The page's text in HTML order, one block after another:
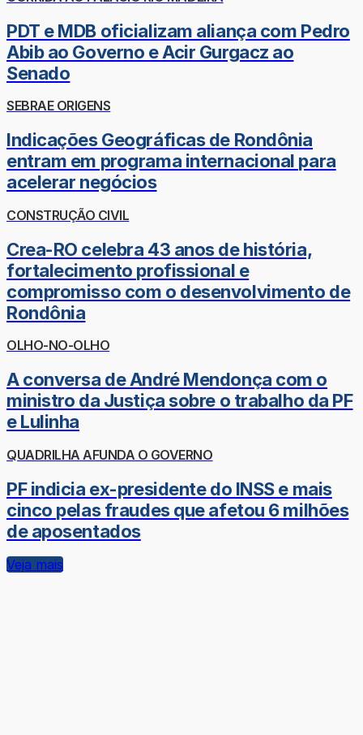
PDT e MDB oficializam aliança com Pedro
Abib ao Governo e Acir Gurgacz ao
Senado
SEBRAE ORIGENS
Indicações Geográficas de Rondônia
entram em programa internacional para
acelerar negócios
CONSTRUÇÃO CIVIL
Crea-RO celebra 43 anos de história,
fortalecimento profissional e
compromisso com o desenvolvimento de
Rondônia
OLHO-NO-OLHO
A conversa de André Mendonça com o
ministro da Justiça sobre o trabalho da PF
e Lulinha
QUADRILHA AFUNDA O GOVERNO
PF indicia ex-presidente do INSS e mais
cinco pelas fraudes que afetou 6 milhões
de aposentados
Veja mais